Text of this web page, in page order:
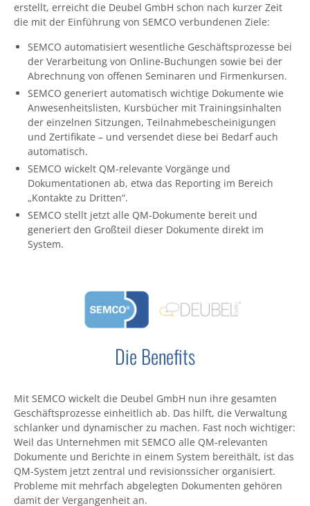
erstellt, erreicht die Deubel GmbH schon nach kurzer Zeit
die mit der Einführung von SEMCO verbundenen Ziele:
SEMCO automatisiert wesentliche Geschäftsprozesse bei
der Verarbeitung von Online-Buchungen sowie bei der
Abrechnung von offenen Seminaren und Firmenkursen.
SEMCO generiert automatisch wichtige Dokumente wie
Anwesenheitslisten, Kursbücher mit Trainingsinhalten
der einzelnen Sitzungen, Teilnahmebescheinigungen
und Zertifikate – und versendet diese bei Bedarf auch
automatisch.
SEMCO wickelt QM-relevante Vorgänge und
Dokumentationen ab, etwa das Reporting im Bereich
„Kontakte zu Dritten“.
SEMCO stellt jetzt alle QM-Dokumente bereit und
generiert den Großteil dieser Dokumente direkt im
System.
Die Benefits
Mit SEMCO wickelt die Deubel GmbH nun ihre gesamten
Geschäftsprozesse einheitlich ab. Das hilft, die Verwaltung
schlanker und dynamischer zu machen. Fast noch wichtiger:
Weil das Unternehmen mit SEMCO alle QM-relevanten
Dokumente und Berichte in einem System bereithält, ist das
QM-System jetzt zentral und revisionssicher organisiert.
Probleme mit mehrfach abgelegten Dokumenten gehören
damit der Vergangenheit an.